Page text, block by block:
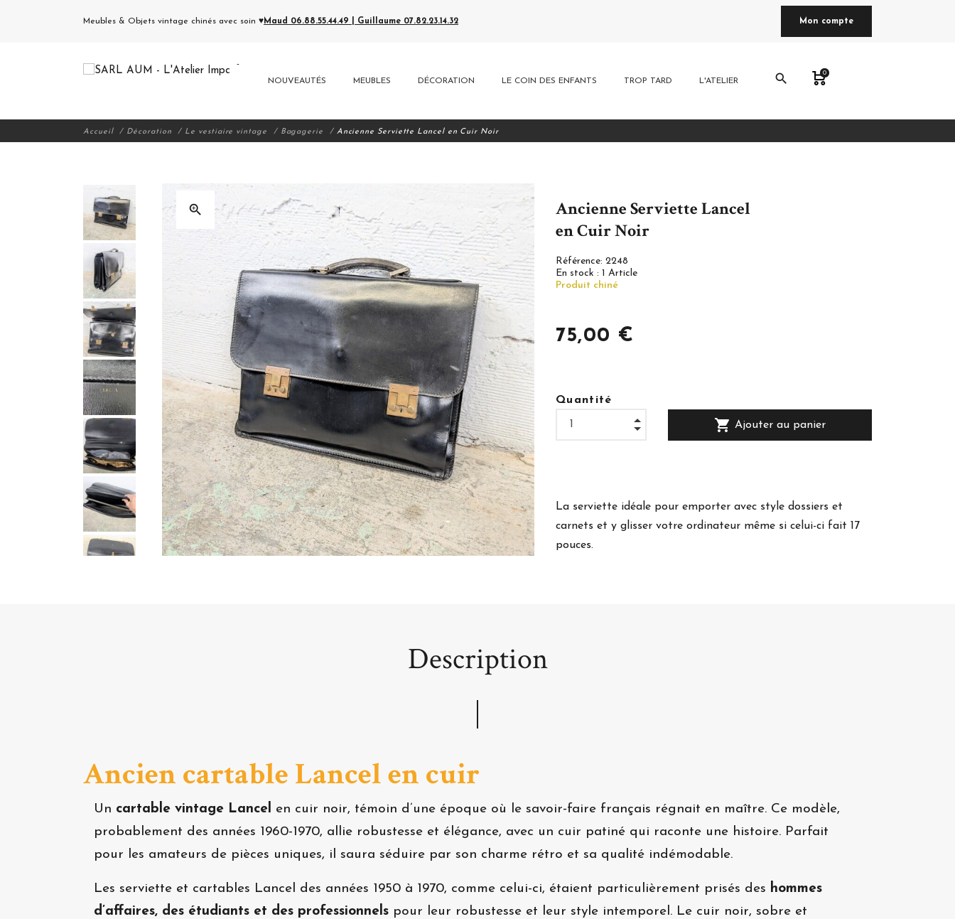
Meubles & Objets vintage chinés avec soin ♥Maud 06.88.55.44.49 | Guillaume 07.82.23.14.32 Mon compte
NOUVEAUTÉS MEUBLES DÉCORATION LE COIN DES ENFANTS TROP TARD L'ATELIER search 0
Accueil Décoration Le vestiaire vintage Bagagerie Ancienne Serviette Lancel en Cuir Noir
zoom_in
Ancienne Serviette Lancel
en Cuir Noir
Référence: 2248
En stock : 1 Article
Produit chiné
75,00 €
Quantité
shopping_cart Ajouter au panier
La serviette idéale pour emporter avec style dossiers et
carnets et y glisser votre ordinateur même si celui-ci fait 17
pouces.
Description
Ancien cartable Lancel en cuir
Un cartable vintage Lancel en cuir noir, témoin d’une époque où le savoir-faire français régnait en maître. Ce modèle,
probablement des années 1960-1970, allie robustesse et élégance, avec un cuir patiné qui raconte une histoire. Parfait
pour les amateurs de pièces uniques, il saura séduire par son charme rétro et sa qualité indémodable.
Les serviette et cartables Lancel des années 1950 à 1970, comme celui-ci, étaient particulièrement prisés des hommes
d’affaires, des étudiants et des professionnels pour leur robustesse et leur style intemporel. Le cuir noir, sobre et